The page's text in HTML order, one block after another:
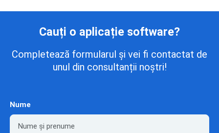
Cauți o aplicație software?
Completează formularul și vei fi contactat de
unul din consultanții noștri!
Nume